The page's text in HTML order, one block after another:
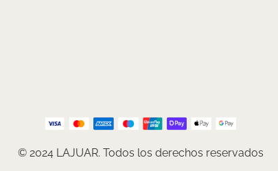
© 2024 LAJUAR. Todos los derechos reservados